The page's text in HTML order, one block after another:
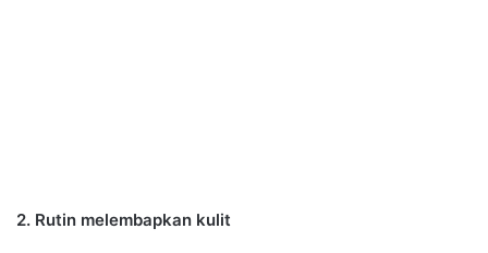
2. Rutin melembapkan kulit